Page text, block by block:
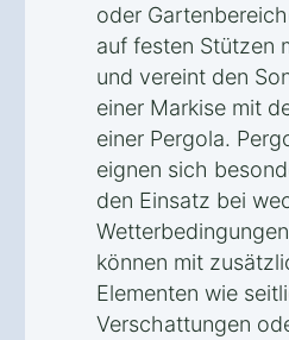
oder
auf festen Stützen
und vereint den
einer Markise mit
einer Pergola.
eignen sich
den Einsatz bei
können mit
Elementen wie
Verschattungen